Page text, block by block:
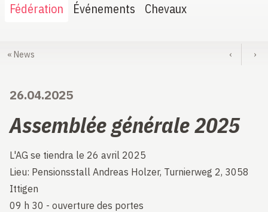
Fédération Événements Chevaux
« News ‹ ›
26.04.2025
Assemblée générale 2025
L'AG se tiendra le 26 avril 2025
Lieu: Pensionsstall Andreas Holzer, Turnierweg 2, 3058
Ittigen
09 h 30 - ouverture des portes